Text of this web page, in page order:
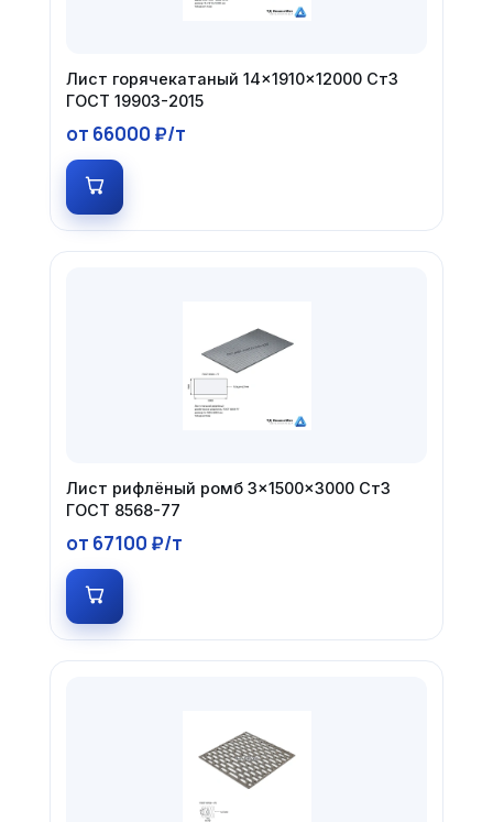
Лист горячекатаный 14×1910×12000 Ст3
ГОСТ 19903-2015
от 66000 ₽/т
Лист рифлёный ромб 3×1500×3000 Ст3
ГОСТ 8568-77
от 67100 ₽/т